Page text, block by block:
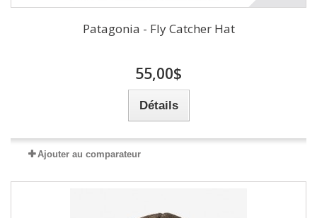
Patagonia - Fly Catcher Hat
55,00$
Détails
Ajouter au comparateur